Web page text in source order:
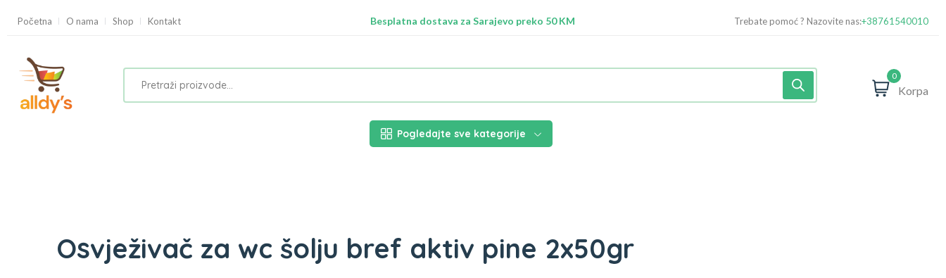
Početna O nama Shop Kontakt
Besplatna dostava za Sarajevo preko 50 KM
Trebate pomoć ? Nazovite nas:+38761540010
0
Korpa
Pogledajte sve kategorije
Osvježivač za wc šolju bref aktiv pine 2x50gr